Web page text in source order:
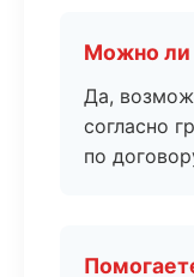
Можно ли
Да,
согласно
по